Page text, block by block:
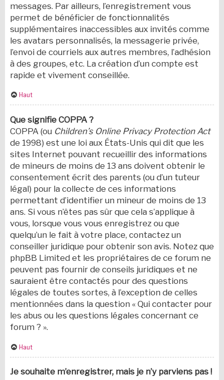
messages. Par ailleurs, l’enregistrement vous
permet de bénéficier de fonctionnalités
supplémentaires inaccessibles aux invités comme
les avatars personnalisés, la messagerie privée,
l’envoi de courriels aux autres membres, l’adhésion
à des groupes, etc. La création d’un compte est
rapide et vivement conseillée.
Haut
Que signifie COPPA ?
COPPA (ou Children’s Online Privacy Protection Act
de 1998) est une loi aux États-Unis qui dit que les
sites Internet pouvant recueillir des informations
de mineurs de moins de 13 ans doivent obtenir le
consentement écrit des parents (ou d’un tuteur
légal) pour la collecte de ces informations
permettant d’identifier un mineur de moins de 13
ans. Si vous n’êtes pas sûr que cela s’applique à
vous, lorsque vous vous enregistrez ou que
quelqu’un le fait à votre place, contactez un
conseiller juridique pour obtenir son avis. Notez que
phpBB Limited et les propriétaires de ce forum ne
peuvent pas fournir de conseils juridiques et ne
sauraient être contactés pour des questions
légales de toutes sortes, à l’exception de celles
mentionnées dans la question « Qui contacter pour
les abus ou les questions légales concernant ce
forum ? ».
Haut
Je souhaite m’enregistrer, mais je n’y parviens pas !